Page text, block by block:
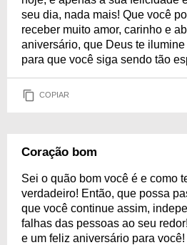
seu dia, nada mais! Que você
receber muito amor, carinho e
aniversário, que Deus te
para que você siga sendo tão
COPIAR
Coração bom
Sei o quão bom você é e como
verdadeiro! Então, que possa
que você continue assim,
falhas das pessoas ao seu
e um feliz aniversário para